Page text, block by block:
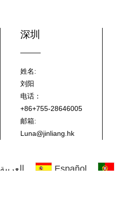
深圳
姓名:
刘阳
电话：
+86+755-28646005
邮箱:
Luna@jinliang.hk
العربية Español